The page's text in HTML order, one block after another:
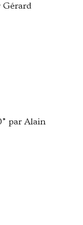
Gérard
par Alain